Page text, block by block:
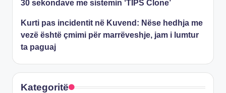
30 sekondave me sistemin ‘TIPS Clone’
Kurti pas incidentit në Kuvend: Nëse hedhja me
vezë është çmimi për marrëveshje, jam i lumtur
ta paguaj
Kategoritë